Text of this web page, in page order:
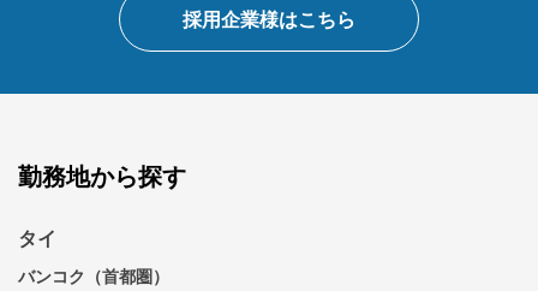
採用企業様はこちら
勤務地から探す
タイ
バンコク（首都圏）